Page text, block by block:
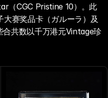
（CGC Pristine 10）。此
赛奖品卡（ガルーラ）及
共数以千万港元Vintage珍